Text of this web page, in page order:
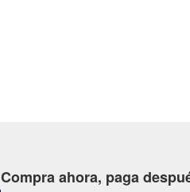
Compra ahora, paga